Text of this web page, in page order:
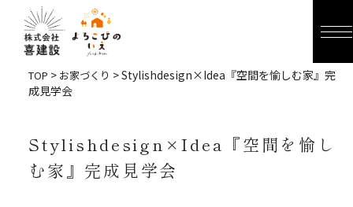
TOP > お家づくり > Stylishdesign×Idea『空間を愉しむ家』完
成見学会
Stylishdesign×Idea『空間を愉し
む家』完成見学会